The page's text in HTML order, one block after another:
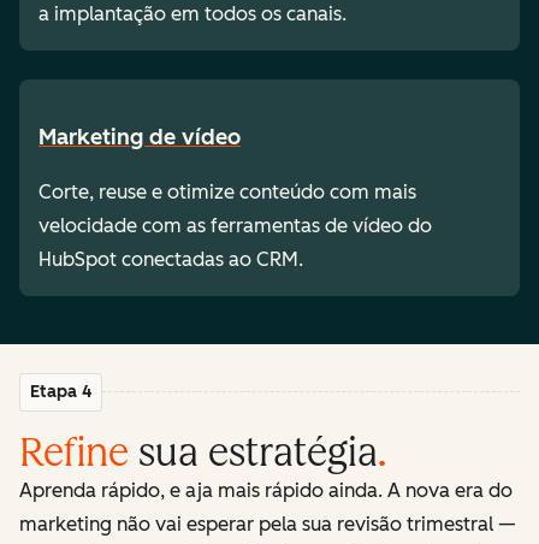
a implantação em todos os canais.
Marketing de vídeo
Corte, reuse e otimize conteúdo com mais
velocidade com as ferramentas de vídeo do
HubSpot conectadas ao CRM.
Etapa 4
Refine sua estratégia.
Aprenda rápido, e aja mais rápido ainda. A nova era do
marketing não vai esperar pela sua revisão trimestral —